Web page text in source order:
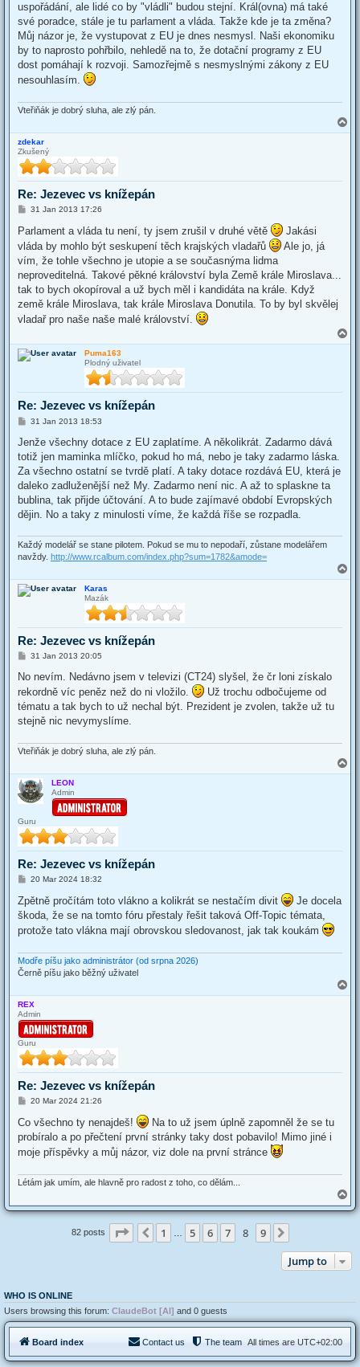
uspořádání, ale lidé co by "vládli" budou stejní. Král(ovna) má také
své poradce, stále je tu parlament a vláda. Takže kde je ta změna?
Můj názor je, že vystupovat z EU je dnes nesmysl. Naši ekonomiku
by to naprosto pohřbilo, nehledě na to, že dotační programy z EU
dost pomáhají k rozvoji. Samozřejmě s nesmyslnými zákony z EU
nesouhlasím.
Vteřiňák je dobrý sluha, ale zlý pán.
o
zdekar
Zkušený
Re: Jezevec vs knížepán
P
s
t
31 Jan 2013 17:26
Parlament a vláda tu není, ty jsem zrušil v druhé větě
Jakási
vláda by mohlo být seskupení těch krajských vladařů
Ale jo, já
vím, že tohle všechno je utopie a se současnýma lidma
neproveditelná. Takové pěkné království byla Země krále Miroslava...
tak to bych okopíroval a už bych měl i kandidáta na krále. Když
země krále Miroslava, tak krále Miroslava Donutila. To by byl skvělej
vladař pro naše naše malé království.
o
Puma163
Plodný uživatel
Re: Jezevec vs knížepán
P
s
31 Jan 2013 18:53
Jenže všechny dotace z EU zaplatíme. A několikrát. Zadarmo dává
totiž jen maminka mlíčko, pokud ho má, nebo je taky zadarmo láska.
Za všechno ostatní se tvrdě platí. A taky dotace rozdává EU, která je
daleko zadluženější než My. Zadarmo není nic. A až to splaskne ta
bublina, tak přijde účtování. A to bude zajímavé období Evropských
dějin. No a taky z minulosti víme, že každá říše se rozpadla.
Každý modelář se stane pilotem. Pokud se mu to nepodaří, zůstane modelářem
navždy. http://www.rcalbum.com/index.php?sum=1782&amode=
o
Karas
Mazák
Re: Jezevec vs knížepán
P
s
31 Jan 2013 20:05
No nevím. Nedávno jsem v televizi (CT24) slyšel, že čr loni získalo
rekordně víc peněz než do ni vložilo.
Už trochu odbočujeme od
tématu a tak bych to už nechal být. Prezident je zvolen, takže už tu
stejně nic nevymyslíme.
Vteřiňák je dobrý sluha, ale zlý pán.
o
LEON
Admin
Guru
Re: Jezevec vs knížepán
P
s
t
20 Mar 2024 18:32
Zpětně pročítám toto vlákno a kolikrát se nestačím divit
Je docela
škoda, že se na tomto fóru přestaly řešit taková Off-Topic témata,
protože tato vlákna mají obrovskou sledovanost, jak tak koukám
Modře píšu jako administrátor (od srpna 2026)
Černě píšu jako běžný uživatel
o
REX
Admin
Guru
Re: Jezevec vs knížepán
P
s
20 Mar 2024 21:26
Co všechno ty nenajdeš!
Na to už jsem úplně zapomněl že se tu
probíralo a po přečtení první stránky taky dost pobavilo! Mimo jiné i
moje příspěvky a můj názor, viz dole na první stránce
Létám jak umím, ale hlavně pro radost z toho, co dělám...
o
p
82 posts Page of9
Previous
1 5 6 7 8 9
Jump to
WHO IS ONLINE
Users browsing this forum: ClaudeBot [AI] and 0 guests
Board index All times are UTC+02:00
The team
Contact us